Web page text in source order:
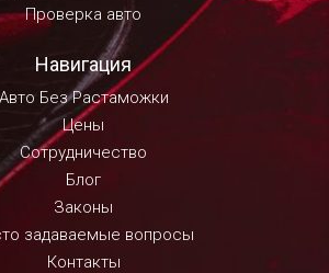
Проверка авто
Навигация
Авто Без Растаможки
Цены
Сотрудничество
Блог
Законы
задаваемые вопросы
Контакты